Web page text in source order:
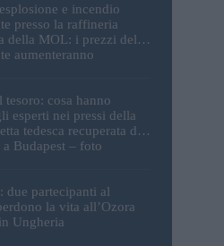
e incendio
presso la raffineria
della MOL: i prezzi del
aumenteranno
tesoro: cosa hanno
esperti nei pressi della
tedesca recuperata dal
Budapest – foto
due partecipanti al
la vita all’Ozora
Ungheria